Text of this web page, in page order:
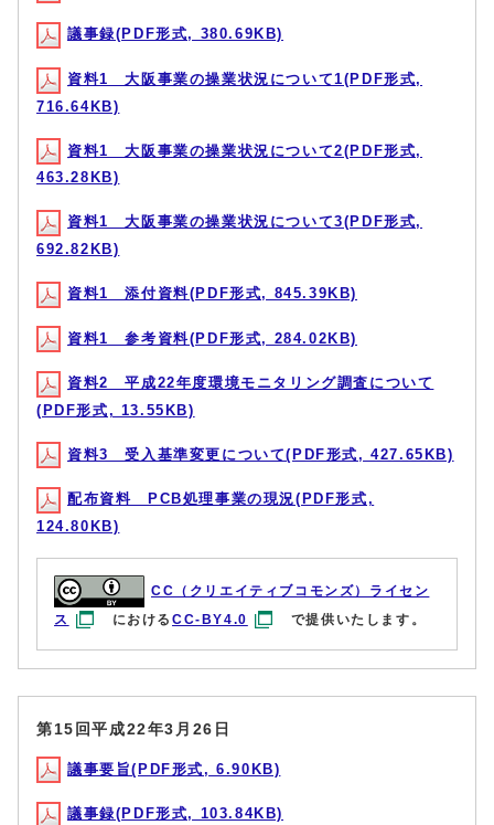
議事録(PDF形式, 380.69KB)
資料1 大阪事業の操業状況について1(PDF形式,
716.64KB)
資料1 大阪事業の操業状況について2(PDF形式,
463.28KB)
資料1 大阪事業の操業状況について3(PDF形式,
692.82KB)
資料1 添付資料(PDF形式, 845.39KB)
資料1 参考資料(PDF形式, 284.02KB)
資料2 平成22年度環境モニタリング調査について
(PDF形式, 13.55KB)
資料3 受入基準変更について(PDF形式, 427.65KB)
配布資料 PCB処理事業の現況(PDF形式,
124.80KB)
CC（クリエイティブコモンズ）ライセン
ス
におけるCC-BY4.0 で提供いたします。
第15回平成22年3月26日
議事要旨(PDF形式, 6.90KB)
議事録(PDF形式, 103.84KB)